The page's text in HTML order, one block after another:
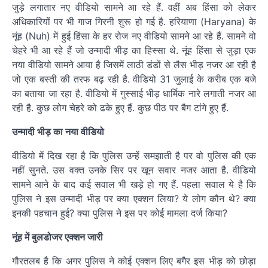
जुड़े लगातार नए वीडियो सामने आ रहे हैं. वहीं अब हिंसा को लेकर
अधिकारियों पर भी गाज गिरनी शुरू हो गई है. हरियाणा (Haryana) के
नूंह (Nuh) में हुई हिंसा के हर रोज नए वीडियो सामने आ रहे हैं. सामने वो
चेहरे भी आ रहे हैं जो उन्मादी भीड़ का हिस्सा थे. नूंह हिंसा से जुड़ा एक
नया वीडियो सामने आया है जिसमें लाठी डंडों से लैस भीड़ नजर आ रही है
जो एक बस्ती की तरफ बढ़ रही है. वीडियो 31 जुलाई के करीब एक बजे
का बताया जा रहा है. वीडियो में गुस्साई भीड़ धार्मिक नारे लगाती नजर आ
रही है. कुछ लोग चेहरे को ढके हुए हैं. कुछ पीठ पर बैग टांगे हुए हैं.
उन्मादी भीड़ का नया वीडियो
वीडियो में दिख रहा है कि पुलिस उन्हें समझाती है पर वो पुलिस की एक
नहीं सुनते. उस वक्त उनके सिर पर खून सवार नजर आता है. वीडियो
सामने आने के बाद कई सवाल भी खड़े हो गए हैं. पहला सवाल ये है कि
पुलिस ने इस उन्मादी भीड़ पर क्या एक्शन लिया? ये लोग कौन थे? क्या
इनकी पहचान हुई? क्या पुलिस ने इस पर कोई मामला दर्ज किया?
नूंह में बुलडोजर एक्शन जारी
गौरतलब है कि अगर पुलिस ने कोई एक्शन लिए बगैर इस भीड़ को छोड़ा